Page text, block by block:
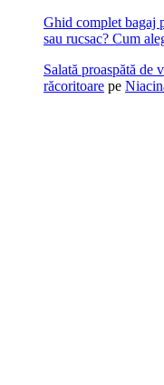
Ghid complet bagaj
sau rucsac? Cum
Salată proaspătă de
răcoritoare pe